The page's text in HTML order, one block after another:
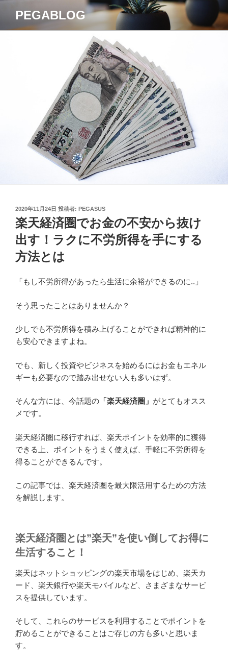
テ
PEGABLOG
投
稿
日:
2020年11月24日 投稿者: PEGASUS
楽天経済圏でお金の不安から抜け
出す！ラクに不労所得を手にする
方法とは
「もし不労所得があったら生活に余裕ができるのに..」
そう思ったことはありませんか？
少しでも不労所得を積み上げることができれば精神的に
も安心できますよね。
でも、新しく投資やビジネスを始めるにはお金もエネル
ギーも必要なので踏み出せない人も多いはず。
そんな方には、今話題の 「楽天経済圏」 がとてもオスス
メです。
楽天経済圏に移行すれば、楽天ポイントを効率的に獲得
できる上、ポイントをうまく使えば、手軽に不労所得を
得ることができるんです。
この記事では、楽天経済圏を最大限活用するための方法
を解説します。
楽天経済圏とは”楽天”を使い倒してお得に
生活すること！
楽天はネットショッピングの楽天市場をはじめ、楽天カ
ード、楽天銀行や楽天モバイルなど、さまざまなサービ
スを提供しています。
そして、これらのサービスを利用することでポイントを
貯めることができることはご存じの方も多いと思いま
す。